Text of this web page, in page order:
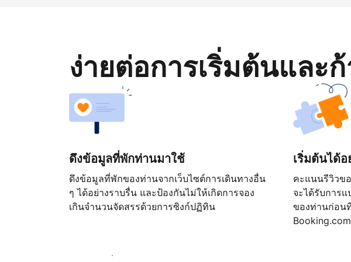
ง่ายต่อการเริ่มต้นและ
ดึงข้อมูลที่พักท่านมาใช้
ดึงข้อมูลที่พักของท่านจากเว็บไซต์การเดินทางอื่น
ๆ ได้อย่างราบรื่น และป้องกันไม่ให้เกิดการจอง
เกินจำนวนจัดสรรด้วยการซิงก์ปฏิทิน
เริ่มต้นได้
คะแนนรีวิวข
จะได้รับการ
ของท่านก่อน
เริ่มต้นตั้งแต่วันนี้